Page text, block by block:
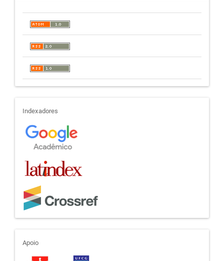
indexadores
Indexadores
apoio
Apoio